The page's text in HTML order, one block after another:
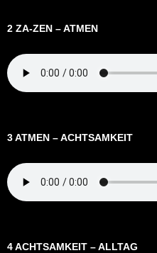
2 ZA-ZEN – ATMEN
3 ATMEN – ACHTSAMKEIT
4 ACHTSAMKEIT – ALLTAG